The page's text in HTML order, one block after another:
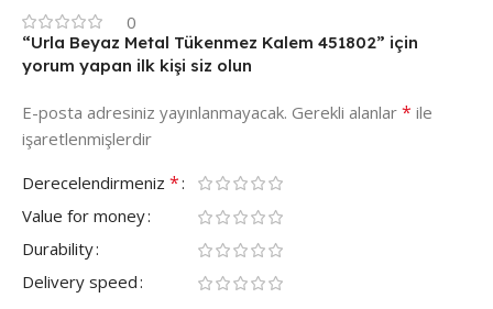
0
“Urla Beyaz Metal Tükenmez Kalem 451802” için
yorum yapan ilk kişi siz olun
E-posta adresiniz yayınlanmayacak. Gerekli alanlar * ile
işaretlenmişlerdir
Derecelendirmeniz *
Value for money
Durability
Delivery speed